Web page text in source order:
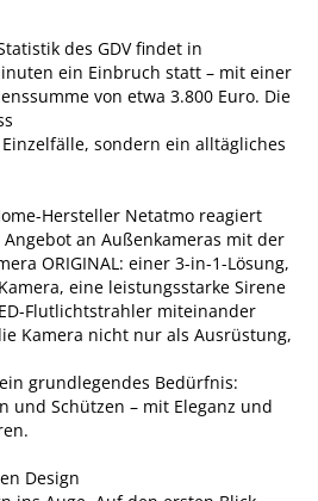
des GDV findet in
ein Einbruch statt – mit einer
von etwa 3.800 Euro. Die
sondern ein alltägliches
Hersteller Netatmo reagiert
Angebot an Außenkameras mit der
ORIGINAL: einer 3-in-1-Lösung,
eine leistungsstarke Sirene
Flutlichtstrahler miteinander
Kamera nicht nur als Ausrüstung,
grundlegendes Bedürfnis:
und Schützen – mit Eleganz und
Design